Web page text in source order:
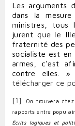
Les arguments
dans la
ministres, tous
jurent que le
fraternité des
socialiste est en
armes, c'est
contre elles. »
télécharger ce
[1]
On trouvera
rapports entre
Écrits logiques et